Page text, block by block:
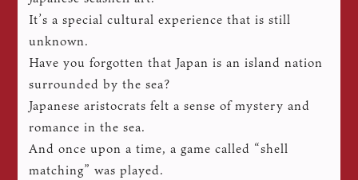
It’s a special cultural experience that is still
unknown.
Have you forgotten that Japan is an island nation
surrounded by the sea?
Japanese aristocrats felt a sense of mystery and
romance in the sea.
And once upon a time, a game called “shell
matching” was played.